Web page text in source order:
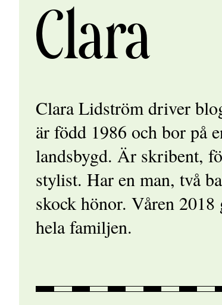
Clara
Clara Lidström driver
är född 1986 och bor på
landsbygd. Är skribent,
stylist. Har en man, två
skock hönor. Våren
hela familjen.